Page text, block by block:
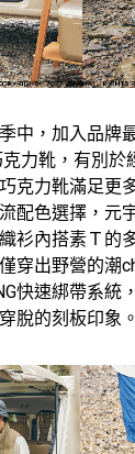
中，加入品牌
克力靴，有別
克力靴滿足更
配色選擇，元
衫內搭素Ｔ的
穿出野營的潮
快速綁帶系統
脫的刻板印象。